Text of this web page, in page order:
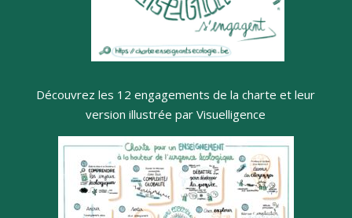
Découvrez les 12 engagements de la charte et leur
version illustrée par Visuelligence